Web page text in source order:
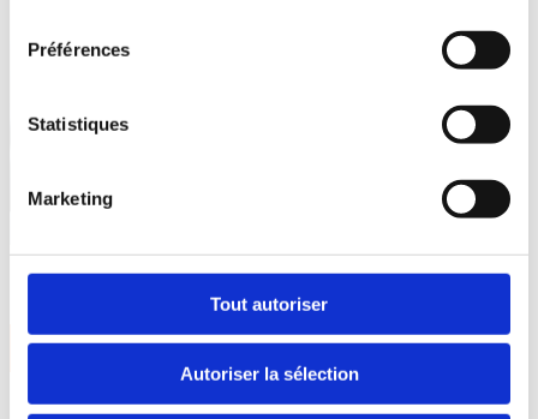
Préférences
Statistiques
Marketing
Tout autoriser
Autoriser la sélection
CONTENUR Data Center
VOIR PLUS